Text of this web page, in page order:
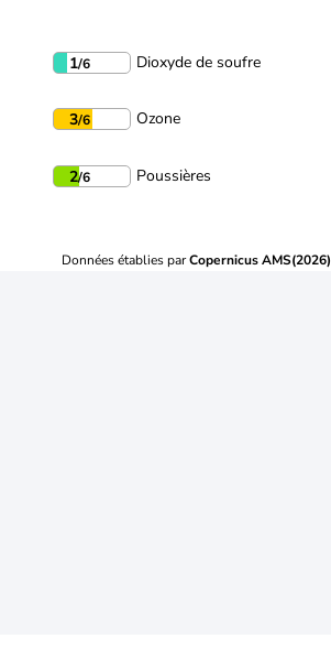
1/6 Dioxyde de soufre
3/6 Ozone
2/6 Poussières
Données établies parCopernicus AMS(2026)